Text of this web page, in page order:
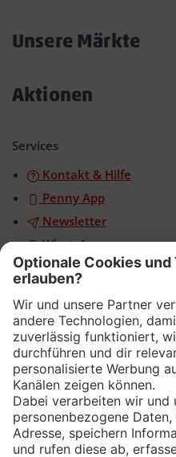
Unsere Märkte
Aktionen
Services
Kontakt & Hilfe
Penny App
Newsletter
WhatsApp
App